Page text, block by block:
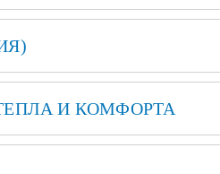
И КОМФОРТА